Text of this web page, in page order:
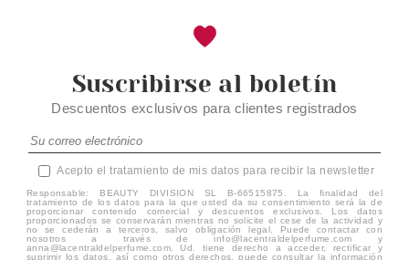
Suscribirse al boletín
Descuentos exclusivos para clientes registrados
Acepto el tratamiento de mis datos para recibir la newsletter
Responsable: BEAUTY DIVISION SL B-66515875. La finalidad del
tratamiento de los datos para la que usted da su consentimiento será la de
proporcionar contenido comercial y descuentos exclusivos. Los datos
proporcionados se conservarán mientras no solicite el cese de la actividad y
no se cederán a terceros, salvo obligación legal. Puede contactar con
nosotros a través de info@lacentraldelperfume.com y
anna@lacentraldelperfume.com. Ud. tiene derecho a acceder, rectificar y
suprimir los datos, así como otros derechos, puede consultar la información